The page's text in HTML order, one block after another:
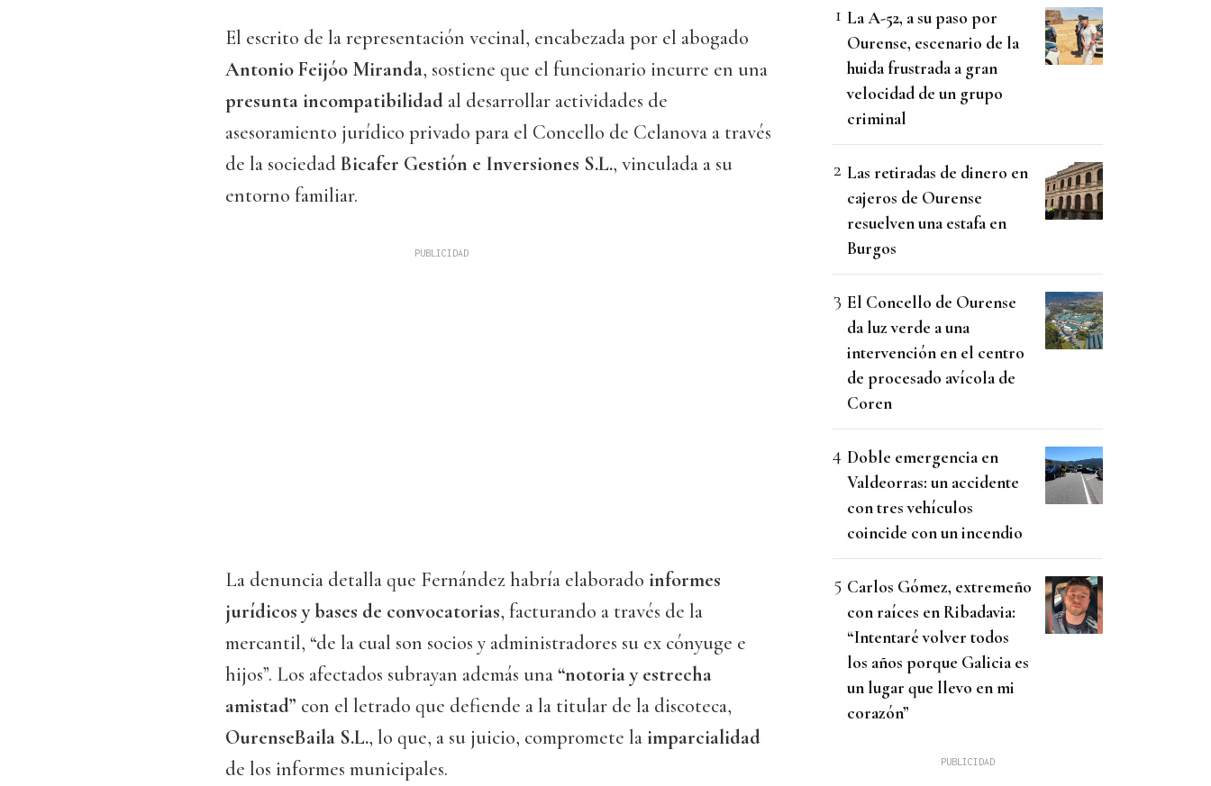
El escrito de la representación vecinal, encabezada por el abogado
Antonio Feijóo Miranda, sostiene que el funcionario incurre en una
presunta incompatibilidad al desarrollar actividades de
asesoramiento jurídico privado para el Concello de Celanova a través
de la sociedadBicafer Gestión e Inversiones S.L., vinculada a su
entorno familiar.
La denuncia detalla que Fernández habría elaborado informes
jurídicos y bases de convocatorias, facturando a través de la
mercantil, “de la cual son socios y administradores su ex cónyuge e
hijos”. Los afectados subrayan además una“notoria y estrecha
amistad” con el letrado que defiende a la titular de la discoteca,
OurenseBaila S.L., lo que, a su juicio, compromete la imparcialidad
de los informes municipales.
La A-52, a su paso por
Ourense, escenario de la
huida frustrada a gran
velocidad de un grupo
criminal
Las retiradas de dinero en
cajeros de Ourense
resuelven una estafa en
Burgos
El Concello de Ourense
da luz verde a una
intervención en el centro
de procesado avícola de
Coren
Doble emergencia en
Valdeorras: un accidente
con tres vehículos
coincide con un incendio
Carlos Gómez, extremeño
con raíces en Ribadavia:
“Intentaré volver todos
los años porque Galicia es
un lugar que llevo en mi
corazón”